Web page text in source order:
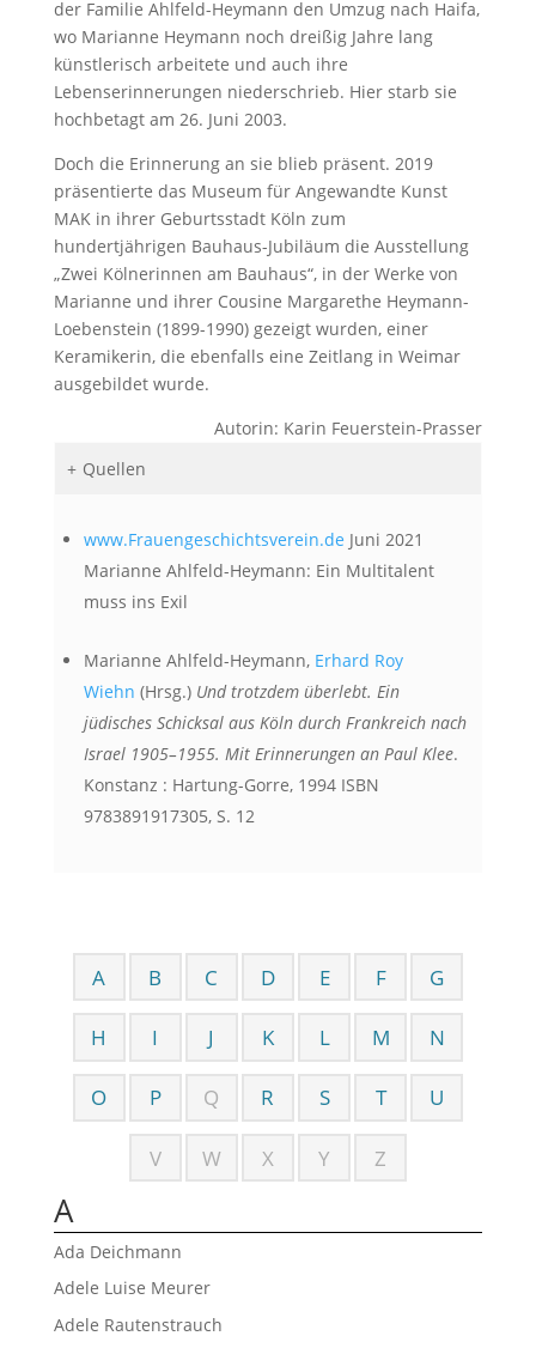
der Familie Ahlfeld-Heymann den Umzug nach Haifa,
wo Marianne Heymann noch dreißig Jahre lang
künstlerisch arbeitete und auch ihre
Lebenserinnerungen niederschrieb. Hier starb sie
hochbetagt am 26. Juni 2003.
Doch die Erinnerung an sie blieb präsent. 2019
präsentierte das Museum für Angewandte Kunst
MAK in ihrer Geburtsstadt Köln zum
hundertjährigen Bauhaus-Jubiläum die Ausstellung
„Zwei Kölnerinnen am Bauhaus“, in der Werke von
Marianne und ihrer Cousine Margarethe Heymann-
Loebenstein (1899-1990) gezeigt wurden, einer
Keramikerin, die ebenfalls eine Zeitlang in Weimar
ausgebildet wurde.
Autorin: Karin Feuerstein-Prasser
Quellen
www.Frauengeschichtsverein.de Juni 2021
Marianne Ahlfeld-Heymann: Ein Multitalent
muss ins Exil
Marianne Ahlfeld-Heymann, Erhard Roy
Wiehn (Hrsg.) Und trotzdem überlebt. Ein
jüdisches Schicksal aus Köln durch Frankreich nach
Israel 1905–1955. Mit Erinnerungen an Paul Klee.
Konstanz : Hartung-Gorre, 1994 ISBN
9783891917305, S. 12
A B C D E F G
H I J K L M N
O P Q R S T U
V W X Y Z
A
Ada Deichmann
Adele Luise Meurer
Adele Rautenstrauch